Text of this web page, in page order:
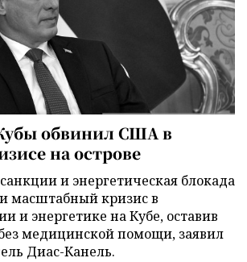
обвинил США в
на острове
и энергетическая блокада
масштабный кризис в
и энергетике на Кубе, оставив
медицинской помощи, заявил
Диас-Канель.